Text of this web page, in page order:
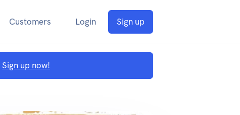
Customers Login Sign up
Sign up now!